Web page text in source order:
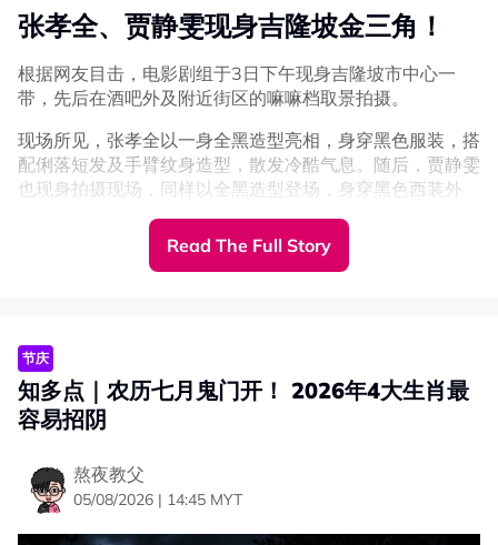
张孝全、贾静雯现身吉隆坡金三角！
根据网友目击，电影剧组于3日下午现身吉隆坡市中心一
带，先后在酒吧外及附近街区的嘛嘛档取景拍摄。
现场所见，张孝全以一身全黑造型亮相，身穿黑色服装，搭
配俐落短发及手臂纹身造型，散发冷酷气息。随后，贾静雯
也现身拍摄现场，同样以全黑造型登场，身穿黑色西装外
从现场拍摄画面来看，贾静雯疑似拍摄动作戏，只见她接听
合作的消息，一切仍有待官方进一步公布。
Read The Full Story
节庆
知多点｜农历七月鬼门开！ 2026年4大生肖最
容易招阴
熬夜教父
05/08/2026 | 14:45 MYT